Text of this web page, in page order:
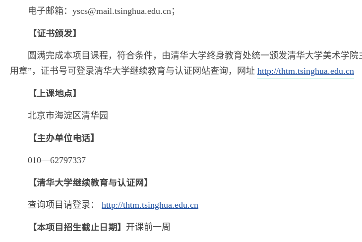
电子邮箱：yscs@mail.tsinghua.edu.cn；
【证书颁发】
圆满完成本项目课程，符合条件，由清华大学终身教育处统一颁发清华大学美术学
用章”，证书号可登录清华大学继续教育与认证网站查询，网址 http://thtm.tsinghua.edu.cn
【上课地点】
北京市海淀区清华园
【主办单位电话】
010—62797337
【清华大学继续教育与认证网】
查询项目请登录： http://thtm.tsinghua.edu.cn
【本项目招生截止日期】 开课前一周